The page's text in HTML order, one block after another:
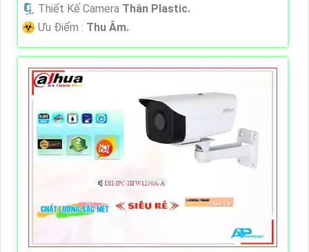
🗜️ Thiết Kế Camera Thân Plastic.
️☣️ Ưu Điểm : Thu Âm.